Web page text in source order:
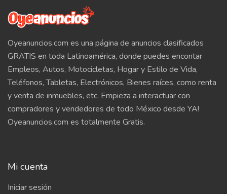
Oyeanuncios.com es una página de anuncios clasificados
GRATIS en toda Latinoamérica, donde puedes encontar
Empleos, Autos, Motocicletas, Hogar y Estilo de Vida,
Teléfonos, Tabletas, Electrónicos, Bienes raíces, como renta
y venta de inmuebles, etc. Empieza a interactuar con
compradores y vendedores de todo México desde YA!
Oyeanuncios.com es totalmente Gratis.
Mi cuenta
Iniciar sesión